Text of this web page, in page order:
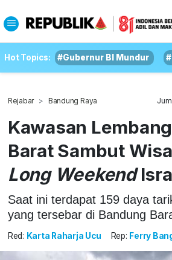
Hot Topics: #Gubernur BI Mundur
Rejabar Bandung Raya
Kawasan
Barat Sambut
Long Weekend
Saat ini terdapat 159 daya
yang tersebar di Bandung
Red: Karta Raharja Ucu Rep: Ferry